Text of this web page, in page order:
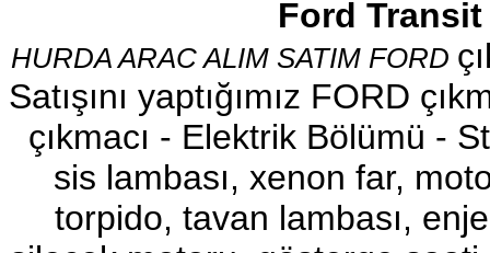
Ürün Kodu : 2017-2018 ford ranger sol
ayna
2017-2018 ford ranger sol
ayna
Ürün Kodu : 2017-2018 ford ranger abs
Ford Transit
HURDA ARAC ALIM SATIM FORD
Satışını yaptığımız FORD
çıkmacı - Elektrik Bölümü -
sis lambası, xenon far,
torpido, tavan lambası,